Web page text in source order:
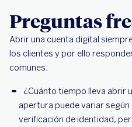
Preguntas
Abrir una cuenta digital
los clientes y por ello
comunes.
¿Cuánto tiempo lleva abrir
apertura puede variar
verificación de identidad,